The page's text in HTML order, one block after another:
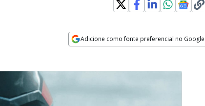
Adicione como fonte preferencial no Google